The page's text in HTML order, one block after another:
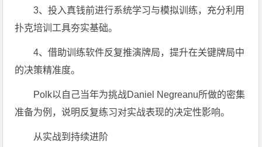
3、投入真钱前进行系统学习与模拟训练，充分利用
扑克培训工具夯实基础。
4、借助训练软件反复推演牌局，提升在关键牌局中
的决策精准度。
Polk以自己当年为挑战Daniel Negreanu所做的密集
准备为例，说明反复练习对实战表现的决定性影响。
从实战到持续进阶